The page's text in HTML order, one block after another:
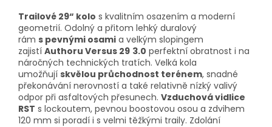
Trailové 29“ kolo s kvalitním osazením a moderní
geometrií. Odolný a přitom lehký duralový
rám s pevnými osami a velkým slopingem
zajistí Authoru Versus 29 3.0 perfektní obratnost i na
náročných technických tratích. Velká kola
umožňují skvělou průchodnost terénem, snadné
překonávání nerovností a také relativně nízký valivý
odpor při asfaltových přesunech. Vzduchová vidlice
RST s lockoutem, pevnou boostovou osou a zdvihem
120 mm si poradí i s velmi těžkými traily. Zdolání